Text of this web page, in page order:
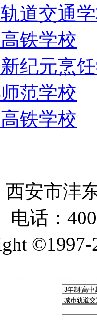
道交通
铁学校
纪元烹
范学校
铁学校
西安市沣
电话：